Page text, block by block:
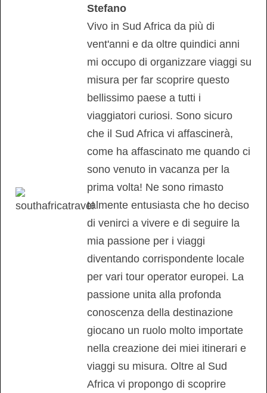
Stefano
Vivo in Sud Africa da più di
vent'anni e da oltre quindici anni
mi occupo di organizzare viaggi su
misura per far scoprire questo
bellissimo paese a tutti i
viaggiatori curiosi. Sono sicuro
che il Sud Africa vi affascinerà,
come ha affascinato me quando ci
sono venuto in vacanza per la
prima volta! Ne sono rimasto
talmente entusiasta che ho deciso
di venirci a vivere e di seguire la
mia passione per i viaggi
diventando corrispondente locale
per vari tour operator europei. La
passione unita alla profonda
conoscenza della destinazione
giocano un ruolo molto importate
nella creazione dei miei itinerari e
viaggi su misura. Oltre al Sud
Africa vi propongo di scoprire